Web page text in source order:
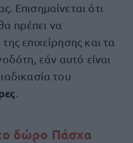
Επισημαίνεται ότι
πρέπει να
επιχείρησης και τα
εάν αυτό είναι
του
δώρο Πάσχα